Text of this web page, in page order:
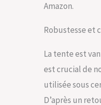
Amazon.
Robustesse et
La tente est
est crucial de
utilisée sous
D’après un